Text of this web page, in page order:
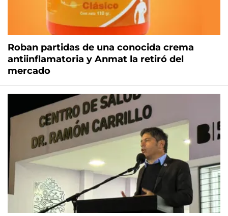
Roban partidas de una conocida crema
antiinflamatoria y Anmat la retiró del
mercado